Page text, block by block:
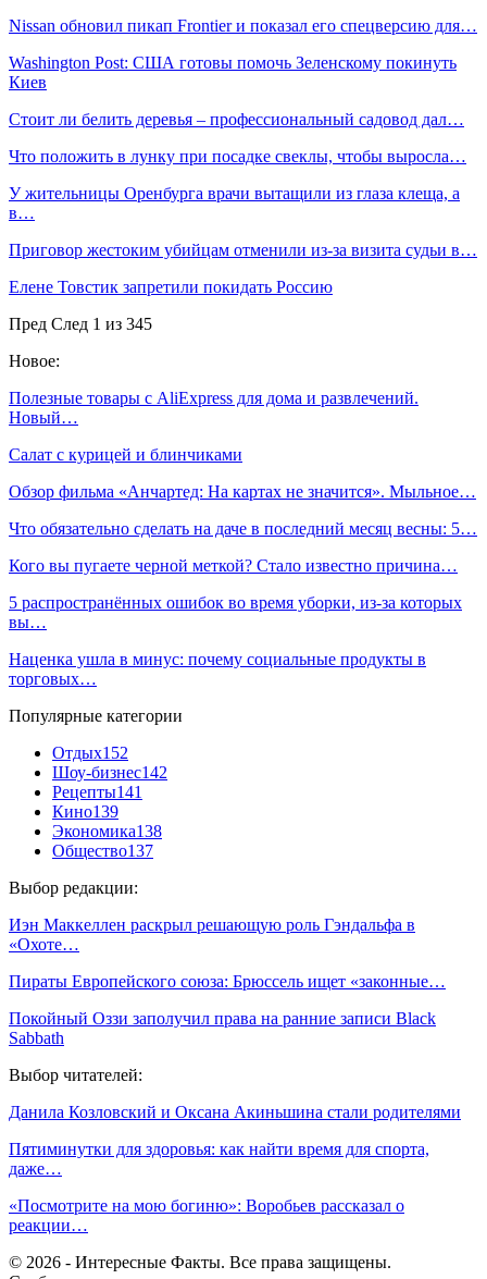
Nissan обновил пикап Frontier и показал его спецверсию для…
Washington Post: США готовы помочь Зеленскому покинуть
Киев
Стоит ли белить деревья – профессиональный садовод дал…
Что положить в лунку при посадке свеклы, чтобы выросла…
У жительницы Оренбурга врачи вытащили из глаза клеща, а
в…
Приговор жестоким убийцам отменили из-за визита судьи в…
Елене Товстик запретили покидать Россию
Пред След 1 из 345
Новое:
Полезные товары с AliExpress для дома и развлечений.
Новый…
Салат с курицей и блинчиками
Обзор фильма «Анчартед: На картах не значится». Мыльное…
Что обязательно сделать на даче в последний месяц весны: 5…
Кого вы пугаете черной меткой? Стало известно причина…
5 распространённых ошибок во время уборки, из-за которых
вы…
Наценка ушла в минус: почему социальные продукты в
торговых…
Популярные категории
Отдых152
Шоу-бизнес142
Рецепты141
Кино139
Экономика138
Общество137
Выбор редакции:
Иэн Маккеллен раскрыл решающую роль Гэндальфа в
«Охоте…
Пираты Европейского союза: Брюссель ищет «законные…
Покойный Оззи заполучил права на ранние записи Black
Sabbath
Выбор читателей:
Данила Козловский и Оксана Акиньшина стали родителями
Пятиминутки для здоровья: как найти время для спорта,
даже…
«Посмотрите на мою богиню»: Воробьев рассказал о
реакции…
© 2026 - Интересные Факты. Все права защищены.